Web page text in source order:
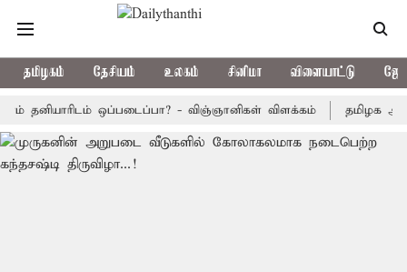
தமிழகம் தேசியம் உலகம் சினிமா விளையாட்டு
ஒப்படைப்பா? - விஞ்ஞானிகள் விளக்கம் தமிழக அரசு